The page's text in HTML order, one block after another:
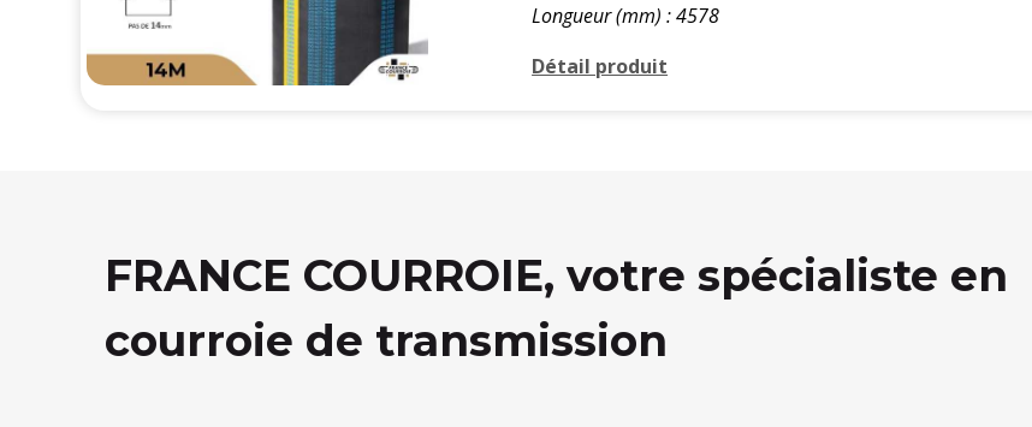
Longueur (mm) : 4578
Détail produit
FRANCE COURROIE, votre spécialiste en
courroie de transmission